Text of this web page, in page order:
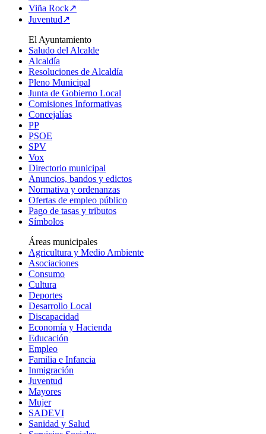
Viña Rock↗
Juventud↗
El Ayuntamiento
Saludo del Alcalde
Alcaldía
Resoluciones de Alcaldía
Pleno Municipal
Junta de Gobierno Local
Comisiones Informativas
Concejalías
PP
PSOE
SPV
Vox
Directorio municipal
Anuncios, bandos y edictos
Normativa y ordenanzas
Ofertas de empleo público
Pago de tasas y tributos
Símbolos
Áreas municipales
Agricultura y Medio Ambiente
Asociaciones
Consumo
Cultura
Deportes
Desarrollo Local
Discapacidad
Economía y Hacienda
Educación
Empleo
Familia e Infancia
Inmigración
Juventud
Mayores
Mujer
SADEVI
Sanidad y Salud